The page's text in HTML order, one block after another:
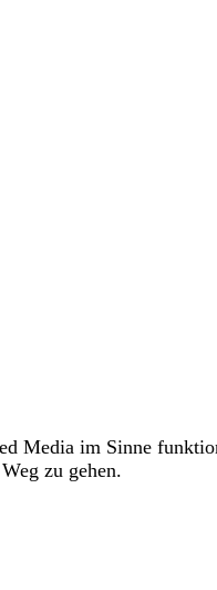
Media im Sinne
zu gehen.